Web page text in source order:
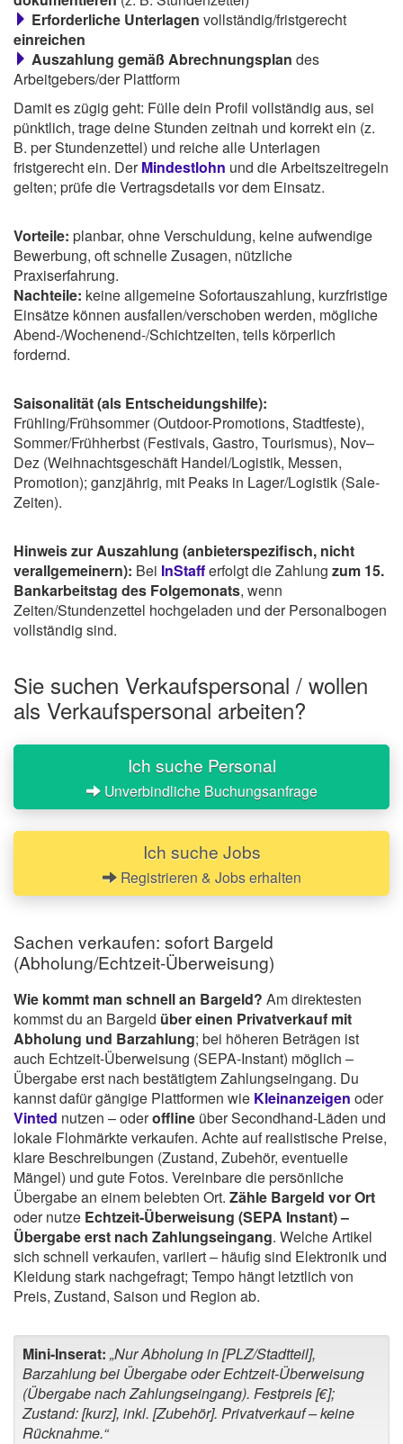
Erforderliche Unterlagen vollständig/fristgerecht
einreichen
Auszahlung gemäß Abrechnungsplan des
Arbeitgebers/der Plattform
Damit es zügig geht: Fülle dein Profil vollständig aus, sei
pünktlich, trage deine Stunden zeitnah und korrekt ein (z.
B. per Stundenzettel) und reiche alle Unterlagen
fristgerecht ein. DerMindestlohn und die Arbeitszeitregeln
gelten; prüfe die Vertragsdetails vor dem Einsatz.
Vorteile: planbar, ohne Verschuldung, keine aufwendige
Bewerbung, oft schnelle Zusagen, nützliche
Praxiserfahrung.
Nachteile: keine allgemeine Sofortauszahlung, kurzfristige
Einsätze können ausfallen/verschoben werden, mögliche
Abend-/Wochenend-/Schichtzeiten, teils körperlich
fordernd.
Saisonalität (als Entscheidungshilfe):
Frühling/Frühsommer (Outdoor-Promotions, Stadtfeste),
Sommer/Frühherbst (Festivals, Gastro, Tourismus), Nov–
Dez (Weihnachtsgeschäft Handel/Logistik, Messen,
Promotion); ganzjährig, mit Peaks in Lager/Logistik (Sale-
Zeiten).
Hinweis zur Auszahlung (anbieterspezifisch, nicht
verallgemeinern): Bei InStafferfolgt die Zahlung zum 15.
Bankarbeitstag des Folgemonats, wenn
Zeiten/Stundenzettel hochgeladen und der Personalbogen
vollständig sind.
Sie suchen Verkaufspersonal / wollen
als Verkaufspersonal arbeiten?
Ich suche Personal
Unverbindliche Buchungsanfrage
Ich suche Jobs
Registrieren & Jobs erhalten
Sachen verkaufen: sofort Bargeld
(Abholung/Echtzeit-Überweisung)
Wie kommt man schnell an Bargeld? Am direktesten
kommst du an Bargeld über einen Privatverkauf mit
Abholung und Barzahlung; bei höheren Beträgen ist
auch Echtzeit-Überweisung (SEPA-Instant) möglich –
Übergabe erst nach bestätigtem Zahlungseingang. Du
kannst dafür gängige Plattformen wie Kleinanzeigen oder
Vinted nutzen – oderoffline über Secondhand-Läden und
lokale Flohmärkte verkaufen. Achte auf realistische Preise,
klare Beschreibungen (Zustand, Zubehör, eventuelle
Mängel) und gute Fotos. Vereinbare die persönliche
Übergabe an einem belebten Ort. Zähle Bargeld vor Ort
oder nutze Echtzeit-Überweisung (SEPA Instant) –
Übergabe erst nach Zahlungseingang. Welche Artikel
sich schnell verkaufen, variiert – häufig sind Elektronik und
Kleidung stark nachgefragt; Tempo hängt letztlich von
Preis, Zustand, Saison und Region ab.
Mini-Inserat: „Nur Abholung in [PLZ/Stadtteil],
Barzahlung bei Übergabe oder Echtzeit-Überweisung
(Übergabe nach Zahlungseingang). Festpreis [€];
Zustand: [kurz], inkl. [Zubehör]. Privatverkauf – keine
Rücknahme.“